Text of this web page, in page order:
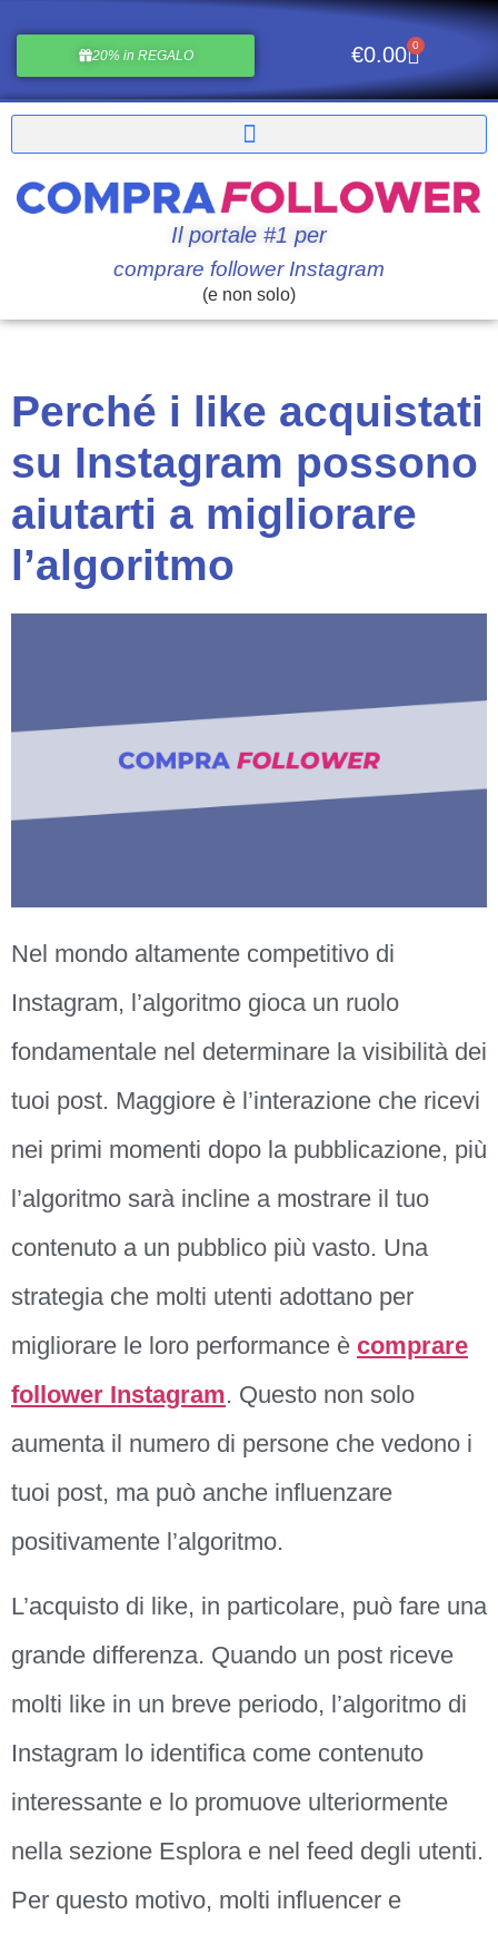
20% in REGALO €0.00 0
Il portale #1 per
comprare follower Instagram
(e non solo)
Perché i like acquistati
su Instagram possono
aiutarti a migliorare
l’algoritmo
Nel mondo altamente competitivo di
Instagram, l’algoritmo gioca un ruolo
fondamentale nel determinare la visibilità dei
tuoi post. Maggiore è l’interazione che ricevi
nei primi momenti dopo la pubblicazione, più
l’algoritmo sarà incline a mostrare il tuo
contenuto a un pubblico più vasto. Una
strategia che molti utenti adottano per
migliorare le loro performance è comprare
follower Instagram. Questo non solo
aumenta il numero di persone che vedono i
tuoi post, ma può anche influenzare
positivamente l’algoritmo.
L’acquisto di like, in particolare, può fare una
grande differenza. Quando un post riceve
molti like in un breve periodo, l’algoritmo di
Instagram lo identifica come contenuto
interessante e lo promuove ulteriormente
nella sezione Esplora e nel feed degli utenti.
Per questo motivo, molti influencer e